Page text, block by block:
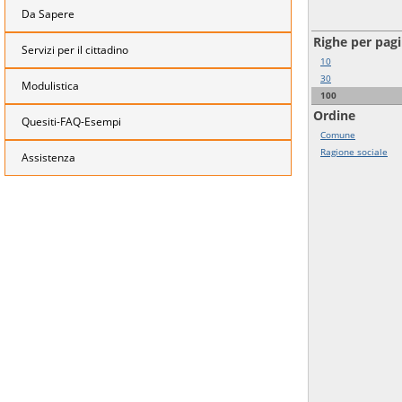
Da Sapere
Servizi per il cittadino
Modulistica
Quesiti-FAQ-Esempi
Assistenza
Righe per
10
30
100
Ordine
Comune
Ragione sociale